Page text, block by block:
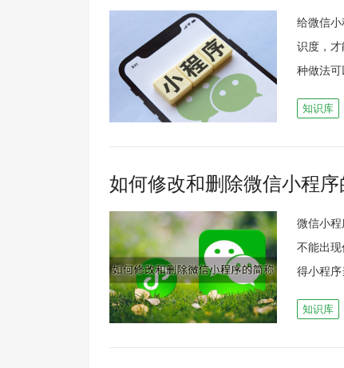
给微信
识度，
种做法
知识库
如何修改和删除微信小程
微信小
不能出
得小程
知识库